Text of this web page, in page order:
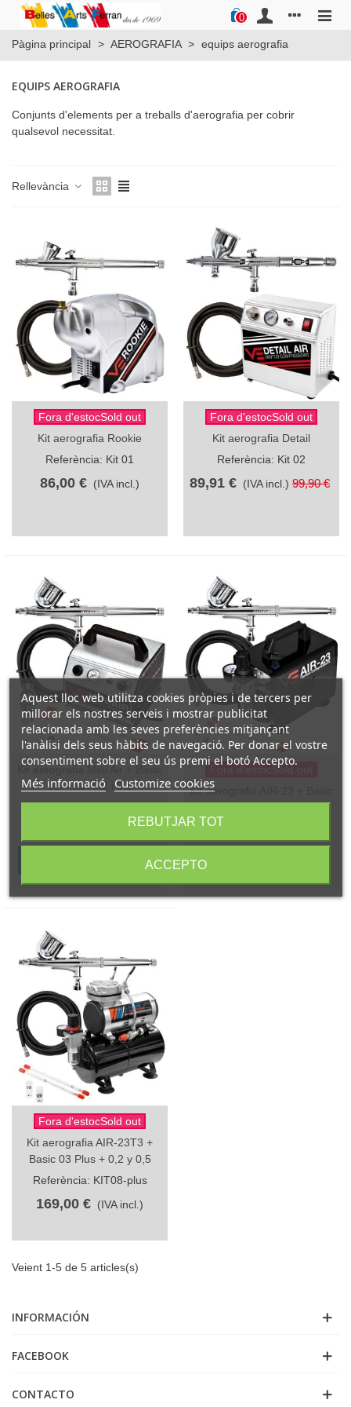
0
Pàgina principal > AEROGRAFIA > equips aerografia
EQUIPS AEROGRAFIA
Conjunts d'elements per a treballs d'aerografia per cobrir
qualsevol necessitat.
Rellevància
Fora d'estocSold out
Kit aerografia Rookie
Referència: Kit 01
86,00 € (IVA incl.)
Fora d'estocSold out
Kit aerografia Detail
Referència: Kit 02
89,91 € (IVA incl.) 99,90 €
03 + Set 0,2 i 0,5
Afegir a la cistella
Fora d'estocSold out
Kit aerografia AIR-23 + Basic
Referència: KIT04-plus
Fora d'estocSold out
Kit aerografia AIR-23T3 +
Basic 03 Plus + 0,2 y 0,5
Referència: KIT08-plus
169,00 € (IVA incl.)
Veient 1-5 de 5 articles(s)
INFORMACIÓN
FACEBOOK
CONTACTO
Aquest lloc web utilitza cookies pròpies i de tercers per
millorar els nostres serveis i mostrar publicitat
relacionada amb les seves preferències mitjançant
l'anàlisi dels seus hàbits de navegació. Per donar el vostre
consentiment sobre el seu ús premi el botó Accepto.
Més informació Customize cookies
REBUTJAR TOT
ACCEPTO